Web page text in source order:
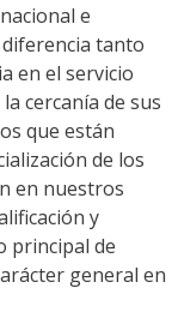
e
tanto
en el servicio
cercanía de sus
que están
de los
en nuestros
y
principal de
general en